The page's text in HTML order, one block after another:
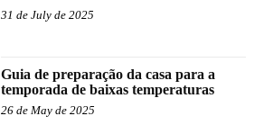
31 de July de 2025
Guia de preparação da casa para a
temporada de baixas temperaturas
26 de May de 2025